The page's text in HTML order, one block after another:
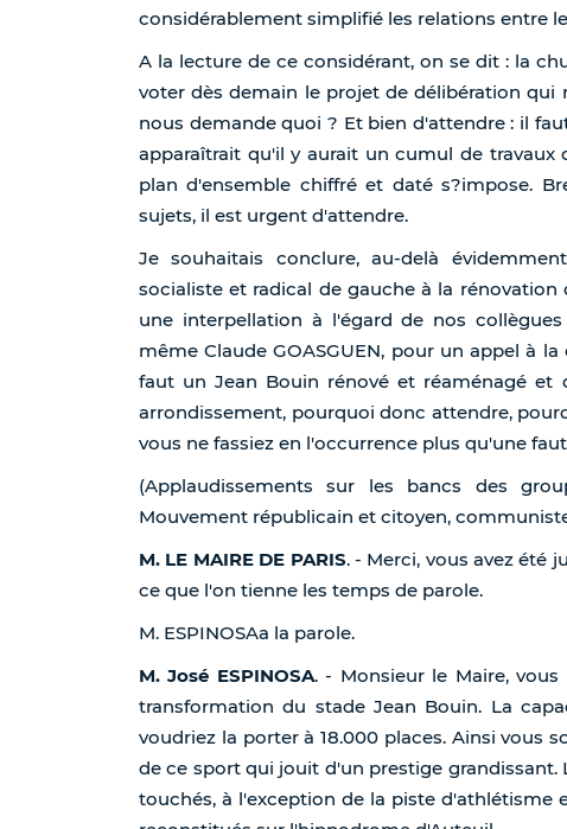
considérablement simplifié les relations entre
A la lecture de ce considérant, on se dit : la
voter dès demain le projet de délibération qui
nous demande quoi ? Et bien d'attendre : il
apparaîtrait qu'il y aurait un cumul de
plan d'ensemble chiffré et daté s?impose.
sujets, il est urgent d'attendre.
Je souhaitais conclure, au-delà
socialiste et radical de gauche à la
une interpellation à l'égard de nos
même Claude GOASGUEN, pour un appel à
faut un Jean Bouin rénové et réaménagé
arrondissement, pourquoi donc attendre,
vous ne fassiez en l'occurrence plus qu'une
(Applaudissements sur les bancs des
Mouvement républicain et citoyen,
M. LE MAIRE DE PARIS. - Merci, vous avez été
ce que l'on tienne les temps de parole.
M. ESPINOSAa la parole.
M. José ESPINOSA. - Monsieur le Maire,
transformation du stade Jean Bouin. La
voudriez la porter à 18.000 places. Ainsi vous
de ce sport qui jouit d'un prestige
touchés, à l'exception de la piste d'athlétisme